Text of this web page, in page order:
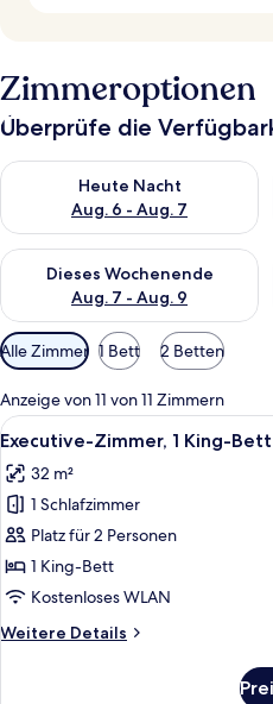
Zimmeroptionen
Überprüfe die
Heute Nacht
Aug. 6 - Aug. 7
Überprüfe die Verfügbarkeit
Dieses Wochenende
Aug. 7 - Aug. 9
Überprüfe die Verfügbarkeit
Verfügbare
Filter
für
Zimmer
Alle Zimmer 1 Bett 2 Betten
Anzeige von 11 von 11 Zimmern
Alle
Fotos
für
Executive-
Zimmer,
1 King-
Bett
9
Executive-Zimmer, 1 King-Bett
32 m²
1 Schlafzimmer
Platz für 2 Personen
1 King-Bett
Kostenloses WLAN
Weitere Details
Weitere